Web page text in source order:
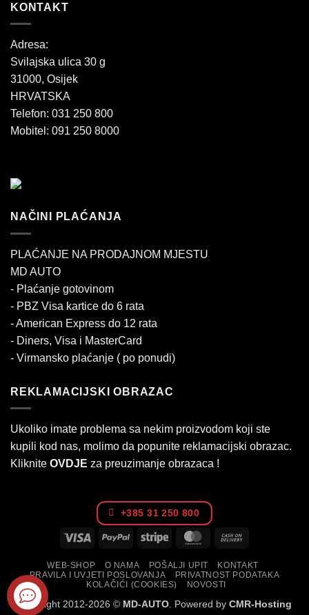
KONTAKT
Adresa:
Svilajska ulica 30 g
31000, Osijek
HRVATSKA
Telefon: 031 250 800
Mobitel: 091 250 8000
NAČINI PLAĆANJA
PLAĆANJE NA PRODAJNOM MJESTU
MD AUTO
- Plaćanje gotovinom
- PBZ Visa kartice do 6 rata
- American Express do 12 rata
- Diners, Visa i MasterCard
- Virmansko plaćanje ( po ponudi)
REKLAMACIJSKI OBRAZAC
Ukoliko imate problema sa nekim proizvodom koji ste
kupili kod nas, molimo da popunite reklamacijski obrazac.
Kliknite OVDJE za preuzimanje obrazaca !
+385 31 250 800
Visa PayPal Stripe MasterCard
Delivery
WEB-SHOP O NAMA POŠALJI UPIT
KONTAKT
PRAVILA I UVJETI POSLOVANJA
PRIVATNOST PODATAKA
KOLAČIĆI (COOKIES)
NOVOSTI
Copyright 2012-2026 © MD-AUTO. Powered by CMR-Hosting